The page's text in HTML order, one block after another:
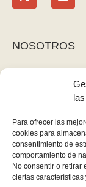
Para ofrecer las
cookies para
consentimiento de
comportamiento de
No consentir o retirar
ciertas características
NOSOTROS
Sobre Nosotros
Política de
Aviso legal y
Derecho de